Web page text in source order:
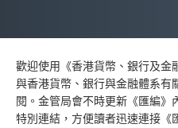
歡迎使用《香港貨幣、銀行及金
與香港貨幣、銀行與金融體系有
閱。金管局會不時更新《匯編》
特別連結，方便讀者迅速連接《